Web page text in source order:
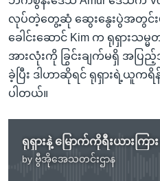
လုပ်တဲ့တွေ့ဆုံ ဆွေးနွေးပွဲအတွင်းမှ
ခေါင်းဆောင် Kim က ရုရှားသမ္
အားလုံးကို ခြွင်းချက်မရှိ အပ
ခဲ့ပြီး ဒါဟာဆိုရင် ရုရှားရဲ့ယူက
ပါတယ်။
by ဗွီအိုအေသတင်းဌာန
No media source